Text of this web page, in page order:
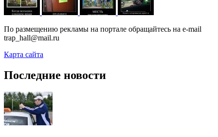
По размещению рекламы на портале обращайтесь на e-mail
trap_hall@mail.ru
Карта сайта
Последние новости